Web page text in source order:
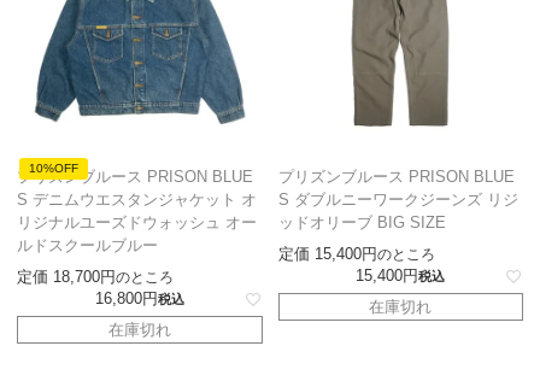
10%OFF
プリズンブルース PRISON BLUE
S デニムウエスタンジャケット オ
リジナルユーズドウォッシュ オー
ルドスクールブルー
定価 18,700 のところ
16,800 税込
在庫切れ
プリズンブルース PRISON BLUE
S ダブルニーワークジーンズ リジ
ッドオリーブ BIG SIZE
定価 15,400 のところ
15,400 税込
在庫切れ